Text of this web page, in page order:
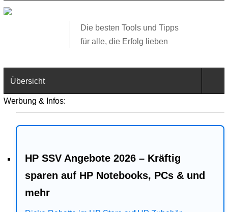
Die besten Tools und Tipps
für alle, die Erfolg lieben
Übersicht
Technik
Web
Business
Werbung & Infos:
HP SSV Angebote 2026 – Kräftig
sparen auf HP Notebooks, PCs & und
mehr